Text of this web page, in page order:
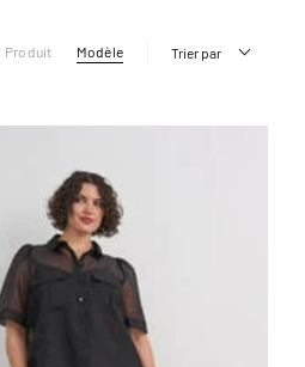
Produit Modèle Trier par